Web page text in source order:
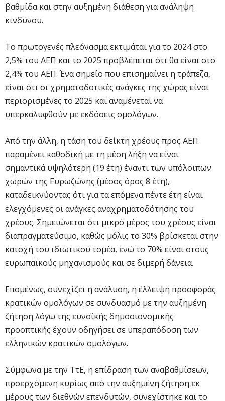
βαθμίδα και στην αυξημένη διάθεση για ανάληψη
κινδύνου.
Το πρωτογενές πλεόνασμα εκτιμάται για το 2024 στο
2,5% του ΑΕΠ και το 2025 προβλέπεται ότι θα είναι στο
2,4% του ΑΕΠ. Ένα σημείο που επισημαίνει η τράπεζα,
είναι ότι οι χρηματοδοτικές ανάγκες της χώρας είναι
περιορισμένες το 2025 και αναμένεται να
υπερκαλυφθούν με εκδόσεις ομολόγων.
Από την άλλη, η τάση του δείκτη χρέους προς ΑΕΠ
παραμένει καθοδική με τη μέση λήξη να είναι
σημαντικά υψηλότερη (19 έτη) έναντι των υπόλοιπων
χωρών της Ευρωζώνης (μέσος όρος 8 έτη),
καταδεικνύοντας ότι για τα επόμενα πέντε έτη είναι
ελεγχόμενες οι ανάγκες αναχρηματοδότησης του
χρέους. Σημειώνεται ότι μικρό μέρος του χρέους είναι
διαπραγματεύσιμο, καθώς μόλις το 30% βρίσκεται στην
κατοχή του ιδιωτικού τομέα, ενώ το 70% είναι στους
ευρωπαϊκούς μηχανισμούς και σε διμερή δάνεια.
Επομένως, συνεχίζει η ανάλυση, η έλλειψη προσφοράς
κρατικών ομολόγων σε συνδυασμό με την αυξημένη
ζήτηση λόγω της ευνοϊκής δημοσιονομικής
προοπτικής έχουν οδηγήσει σε υπεραπόδοση των
ελληνικών κρατικών ομολόγων.
Σύμφωνα με την ΤτΕ, η επίδραση των αναβαθμίσεων,
προερχόμενη κυρίως από την αυξημένη ζήτηση εκ
μέρους των διεθνών επενδυτών, συνεχίστηκε και το